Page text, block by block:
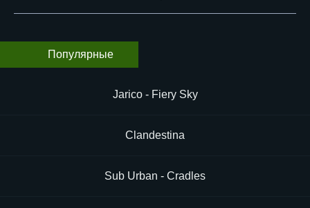
Популярные
Jarico - Fiery Sky
Clandestina
Sub Urban - Cradles